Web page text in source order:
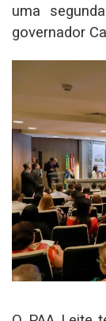
uma
governador